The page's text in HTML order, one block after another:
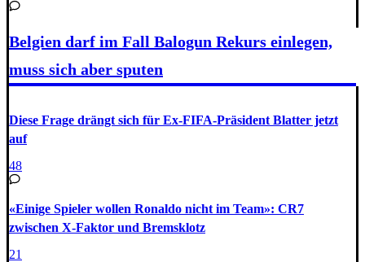
Belgien darf im Fall Balogun Rekurs einlegen,
muss sich aber sputen
Diese Frage drängt sich für Ex-FIFA-Präsident Blatter jetzt
auf
48
«Einige Spieler wollen Ronaldo nicht im Team»: CR7
zwischen X-Faktor und Bremsklotz
21